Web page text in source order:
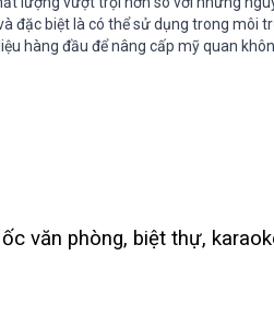
đặc biệt là có thể sử dụng trong môi
hàng đầu để nâng cấp mỹ quan
văn phòng, biệt thự,